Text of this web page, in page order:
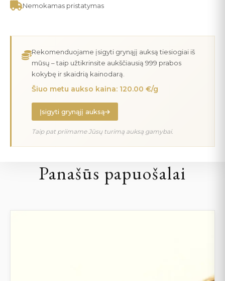
Nemokamas pristatymas
Rekomenduojame įsigyti grynąjį auksą tiesiogiai iš
mūsų – taip užtikrinsite aukščiausią 999 prabos
kokybę ir skaidrią kainodarą.
Šiuo metu aukso kaina: 120.00 €/g
Įsigyti grynąjį auksą
Taip pat priimame Jūsų turimą auksą gamybai.
Panašūs papuošalai